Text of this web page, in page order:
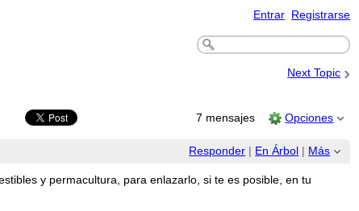
Entrar Registrarse
Next Topic ›
7 mensajes Opciones
Responder | En Árbol | Más
y permacultura, para enlazarlo, si te es posible, en tu